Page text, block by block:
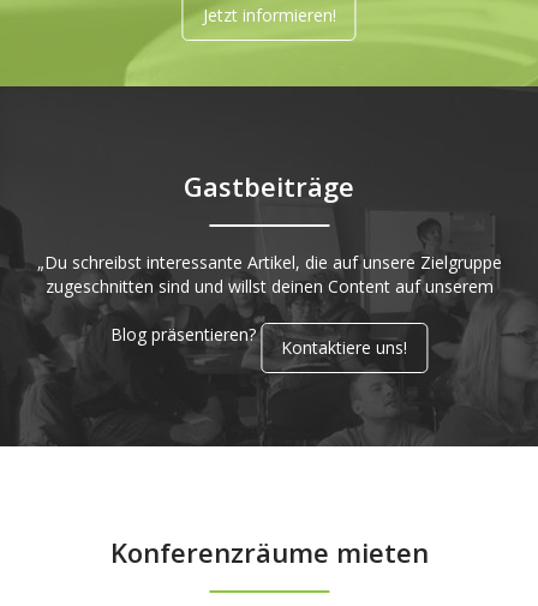
Jetzt informieren!
Gastbeiträge
„Du schreibst interessante Artikel, die auf unsere Zielgruppe
zugeschnitten sind und willst deinen Content auf unserem
Blog präsentieren?
Kontaktiere uns!
Konferenzräume mieten